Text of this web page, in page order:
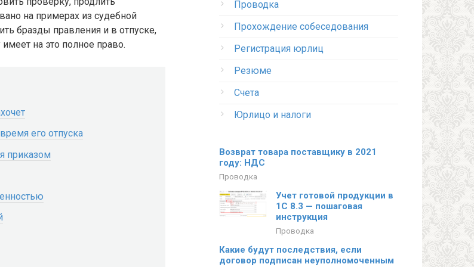
на примерах из судебной
бразды правления и в отпуске,
на это полное право.
его отпуска
приказом
Проводка
Прохождение собеседования
Регистрация юрлиц
Резюме
Счета
Юрлицо и налоги
Возврат товара поставщику в 2021
году: НДС
Проводка
Учет готовой продукции в
1С 8.3 — пошаговая
инструкция
Проводка
Какие будут последствия, если
договор подписан неуполномоченным